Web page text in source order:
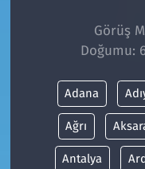
Görüş
Doğumu:
Adana
Ağrı
Antalya